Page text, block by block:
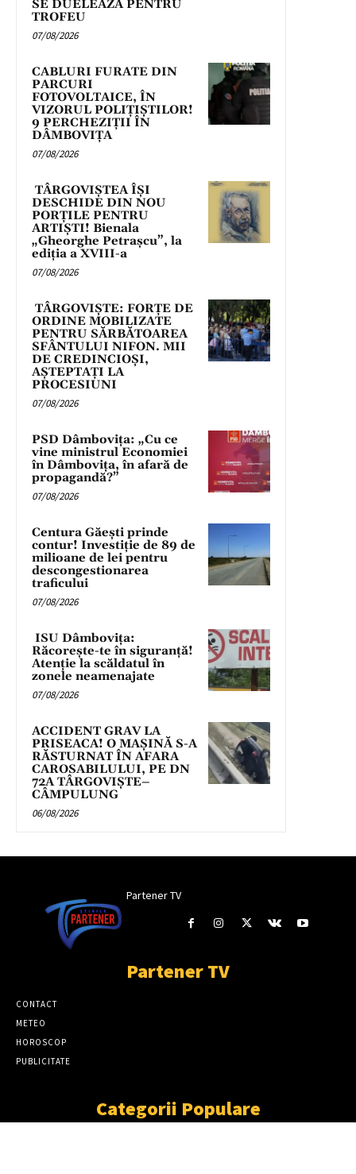
SE DUELEAZĂ PENTRU
TROFEU
07/08/2026
CABLURI FURATE DIN
PARCURI
FOTOVOLTAICE, ÎN
VIZORUL POLIȚIȘTILOR!
9 PERCHEZIȚII ÎN
DÂMBOVIȚA
07/08/2026
TÂRGOVIȘTEA ÎȘI
DESCHIDE DIN NOU
PORȚILE PENTRU
ARTIȘTI! Bienala
„Gheorghe Petrașcu”, la
ediția a XVIII-a
07/08/2026
TÂRGOVIȘTE: FORȚE DE
ORDINE MOBILIZATE
PENTRU SĂRBĂTOAREA
SFÂNTULUI NIFON. MII
DE CREDINCIOȘI,
AȘTEPTAȚI LA
PROCESIUNI
07/08/2026
PSD Dâmbovița: „Cu ce
vine ministrul Economiei
în Dâmbovița, în afară de
propagandă?”
07/08/2026
Centura Găești prinde
contur! Investiție de 89 de
milioane de lei pentru
descongestionarea
traficului
07/08/2026
ISU Dâmbovița:
Răcorește-te în siguranță!
Atenție la scăldatul în
zonele neamenajate
07/08/2026
ACCIDENT GRAV LA
PRISEACA! O MAȘINĂ S-A
RĂSTURNAT ÎN AFARA
CAROSABILULUI, PE DN
72A TÂRGOVIȘTE–
CÂMPULUNG
06/08/2026
Partener TV
Partener TV
CONTACT
METEO
HOROSCOP
PUBLICITATE
Categorii Populare